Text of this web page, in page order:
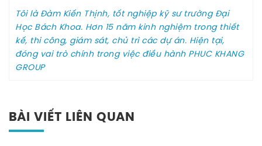
Tôi là Đàm Kiến Thịnh, tốt nghiệp kỹ sư trường Đại
Học Bách Khoa. Hơn 15 năm kinh nghiệm trong thiết
kế, thi công, giám sát, chủ trì các dự án. Hiện tại,
đóng vai trò chính trong việc điều hành PHUC KHANG
GROUP
BÀI VIẾT LIÊN QUAN